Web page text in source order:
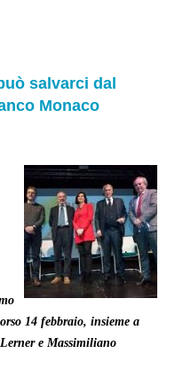
salvarci dal
Monaco
14 febbraio, insieme a
e Massimiliano